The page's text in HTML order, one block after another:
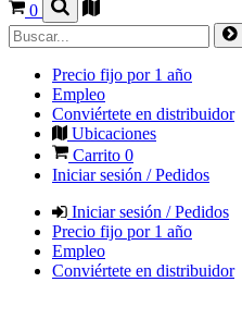
0
Precio fijo por 1 año
Empleo
Conviértete en distribuidor
Ubicaciones
Carrito 0
Iniciar sesión / Pedidos
Iniciar sesión / Pedidos
Precio fijo por 1 año
Empleo
Conviértete en distribuidor